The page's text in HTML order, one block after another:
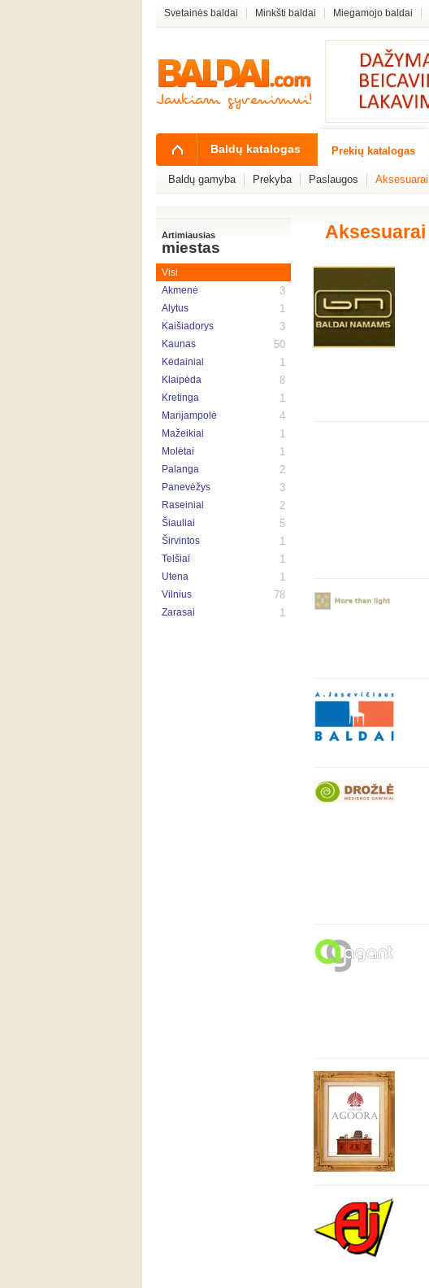
Aksesuarai
Artimiausias
miestas
Visi
Akmenė
3
Alytus 1
Kaišiadorys 3
Kaunas 50
Kėdainiai 1
Klaipėda 8
Kretinga 1
Marijampolė 4
Mažeikiai 1
Molėtai 1
Palanga 2
Panevėžys 3
Raseiniai 2
Šiauliai 5
Širvintos 1
Telšiai 1
Utena 1
Vilnius 78
Zarasai 1
Svetainės baldai Minkšti baldai Miegamojo baldai
Baldų katalogas Prekių katalogas
Baldų gamyba Prekyba Paslaugos Aksesuarai